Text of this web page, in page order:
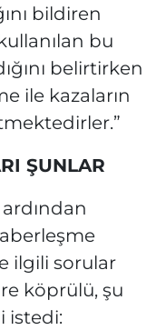
bildiren
bu
belirtirken
ile kazaların
ŞUNLAR
ardından
ilgili sorular
köprülü, şu
istedi: